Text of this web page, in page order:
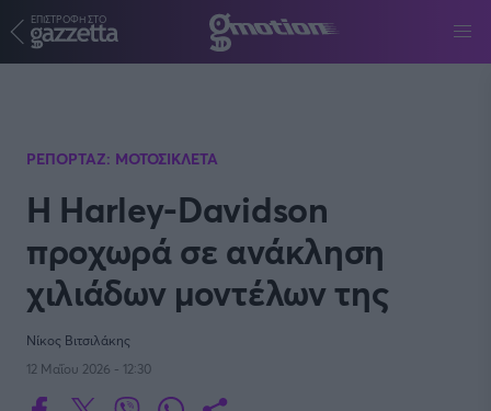
ΕΠΙΣΤΡΟΦΗ ΣΤΟ
ΡΕΠΟΡΤΑΖ: ΜΟΤΟΣΙΚΛΕΤΑ
H Harley-Davidson
προχωρά σε ανάκληση
χιλιάδων μοντέλων της
Νίκος Βιτσιλάκης
12 Μαΐου 2026 - 12:30